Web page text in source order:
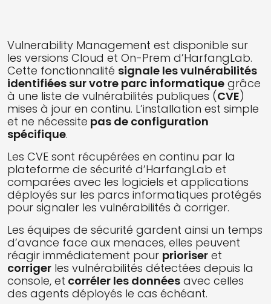
Vulnerability Management est disponible sur
les versions Cloud et On-Prem d’HarfangLab.
Cette fonctionnalité signale les vulnérabilités
identifiées sur votre parc informatique grâce
à une liste de vulnérabilités publiques (CVE)
mises à jour en continu. L’installation est simple
et ne nécessite pas de configuration
spécifique.
Les CVE sont récupérées en continu par la
plateforme de sécurité d’HarfangLab et
comparées avec les logiciels et applications
déployés sur les parcs informatiques protégés
pour signaler les vulnérabilités à corriger.
Les équipes de sécurité gardent ainsi un temps
d’avance face aux menaces, elles peuvent
réagir immédiatement pour prioriser et
corriger les vulnérabilités détectées depuis la
console, et corréler les données avec celles
des agents déployés le cas échéant.